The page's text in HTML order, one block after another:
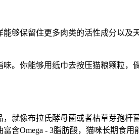
够保留住更多肉类的活性成分以及
。你能够用纸巾去按压猫粮颗粒，
就像布拉氏酵母菌或者枯草芽孢杆
Omega - 3脂肪酸，猫咪长期食用